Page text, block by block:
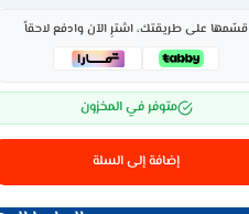
قسّمها على طريقتك، اشترِ الآن وادفع لاحقاً
متوفر في المخزون
إضافة إلى السلة